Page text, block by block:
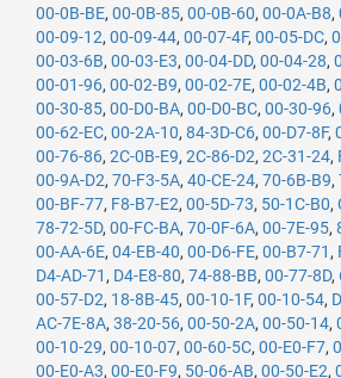
00-0B-BE, 00-0B-85, 00-0B-60, 00-0A-B8,
00-09-12, 00-09-44, 00-07-4F, 00-05-DC,
00-03-6B, 00-03-E3, 00-04-DD, 00-04-28,
00-01-96, 00-02-B9, 00-02-7E, 00-02-4B,
00-30-85, 00-D0-BA, 00-D0-BC, 00-30-96,
00-62-EC, 00-2A-10, 84-3D-C6, 00-D7-8F,
00-76-86, 2C-0B-E9, 2C-86-D2, 2C-31-24,
00-9A-D2, 70-F3-5A, 40-CE-24, 70-6B-B9,
00-BF-77, F8-B7-E2, 00-5D-73, 50-1C-B0,
78-72-5D, 00-FC-BA, 70-0F-6A, 00-7E-95,
00-AA-6E, 04-EB-40, 00-D6-FE, 00-B7-71 ,
D4-AD-71 , D4-E8-80, 74-88-BB, 00-77-8D,
00-57-D2, 18-8B-45, 00-10-1F, 00-10-54,
AC-7E-8A, 38-20-56, 00-50-2A, 00-50-14,
00-10-29, 00-10-07, 00-60-5C, 00-E0-F7,
00-E0-A3, 00-E0-F9, 50-06-AB, 00-50-E2,